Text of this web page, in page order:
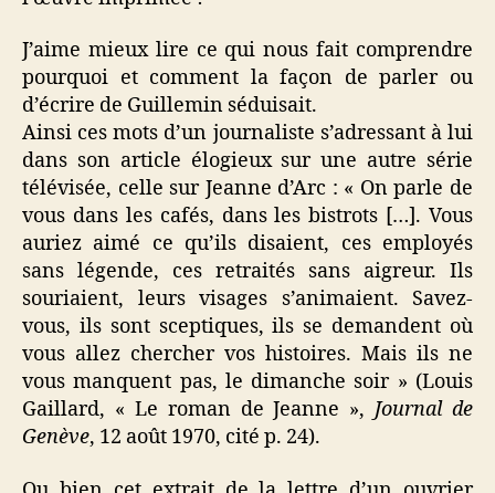
J’aime mieux lire ce qui nous fait comprendre
pourquoi et comment la façon de parler ou
d’écrire de Guillemin séduisait.
Ainsi ces mots d’un journaliste s’adressant à lui
dans son article élogieux sur une autre série
télévisée, celle sur Jeanne d’Arc : « On parle de
vous dans les cafés, dans les bistrots […]. Vous
auriez aimé ce qu’ils disaient, ces employés
sans légende, ces retraités sans aigreur. Ils
souriaient, leurs visages s’animaient. Savez-
vous, ils sont sceptiques, ils se demandent où
vous allez chercher vos histoires. Mais ils ne
vous manquent pas, le dimanche soir » (Louis
Gaillard, « Le roman de Jeanne », Journal de
Genève, 12 août 1970, cité p. 24).